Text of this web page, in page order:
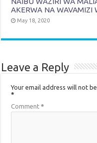
AKERWA NA WAVAMIZI
May 18, 2020
Leave a Reply
Your email address will not
*
Comment*